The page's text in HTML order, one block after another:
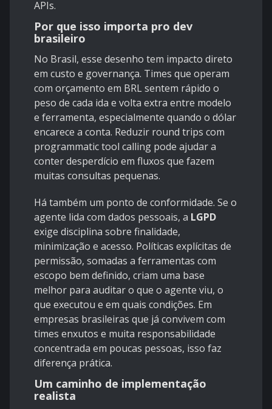
APIs.
Por que isso importa pro dev
brasileiro
No Brasil, esse desenho tem impacto direto
em custo e governança. Times que operam
com orçamento em BRL sentem rápido o
peso de cada ida e volta extra entre modelo
e ferramenta, especialmente quando o dólar
encarece a conta. Reduzir round trips com
programmatic tool calling pode ajudar a
conter desperdício em fluxos que fazem
muitas consultas pequenas.
Há também um ponto de conformidade. Se o
agente lida com dados pessoais, a LGPD
exige disciplina sobre finalidade,
minimização e acesso. Políticas explícitas de
permissão, somadas a ferramentas com
escopo bem definido, criam uma base
melhor para auditar o que o agente viu, o
que executou e em quais condições. Em
empresas brasileiras que já convivem com
times enxutos e muita responsabilidade
concentrada em poucas pessoas, isso faz
diferença prática.
Um caminho de implementação
realista